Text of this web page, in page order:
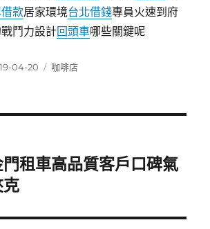
款居家環境台北借錢專員火速到府
鬥力設計回頭車哪些關鍵呢
04-20
分
咖啡店
租車高品質客戶口碑氣